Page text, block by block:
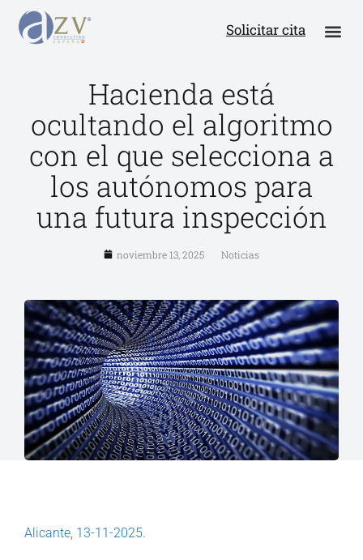
Solicitar cita
Hacienda está
ocultando el algoritmo
con el que selecciona a
los autónomos para
una futura inspección
noviembre 13, 2025 Noticias
Alicante, 13-11-2025.